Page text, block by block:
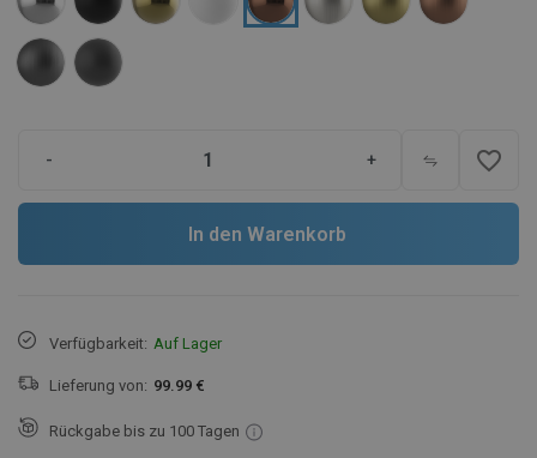
- + favorite_border
In den Warenkorb
Verfügbarkeit: Auf Lager
Lieferung von: 99.99 €
Rückgabe bis zu 100 Tagen